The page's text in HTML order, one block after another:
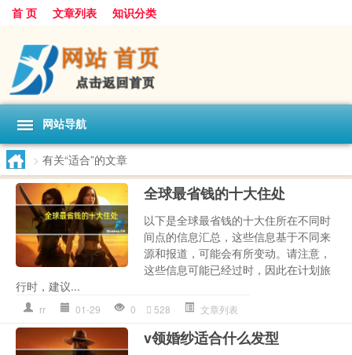
首 页 文章列表 知识分类
网站导航
> 有关“适合”的文章
全球最省钱的十大住处
以下是全球最省钱的十大住所在不同时
间点的信息汇总，这些信息基于不同来
源和报道，可能会有所变动。请注意，
这些信息可能已经过时，因此在计划旅
行时，建议...
rr 01-29 0 528 文章列表
v领婚纱适合什么发型